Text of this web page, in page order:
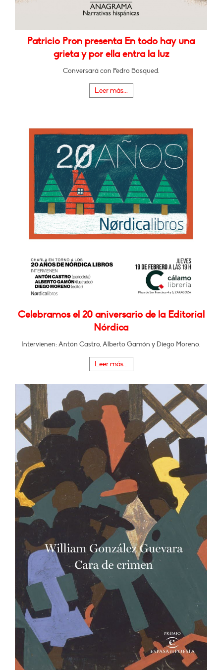
Patricio Pron presenta En todo hay una
grieta y por ella entra la luz
Conversará con Pedro Bosqued.
Leer más...
Celebramos el 20 aniversario de la Editorial
Nórdica
Intervienen: Antón Castro, Alberto Gamón y Diego Moreno.
Leer más...